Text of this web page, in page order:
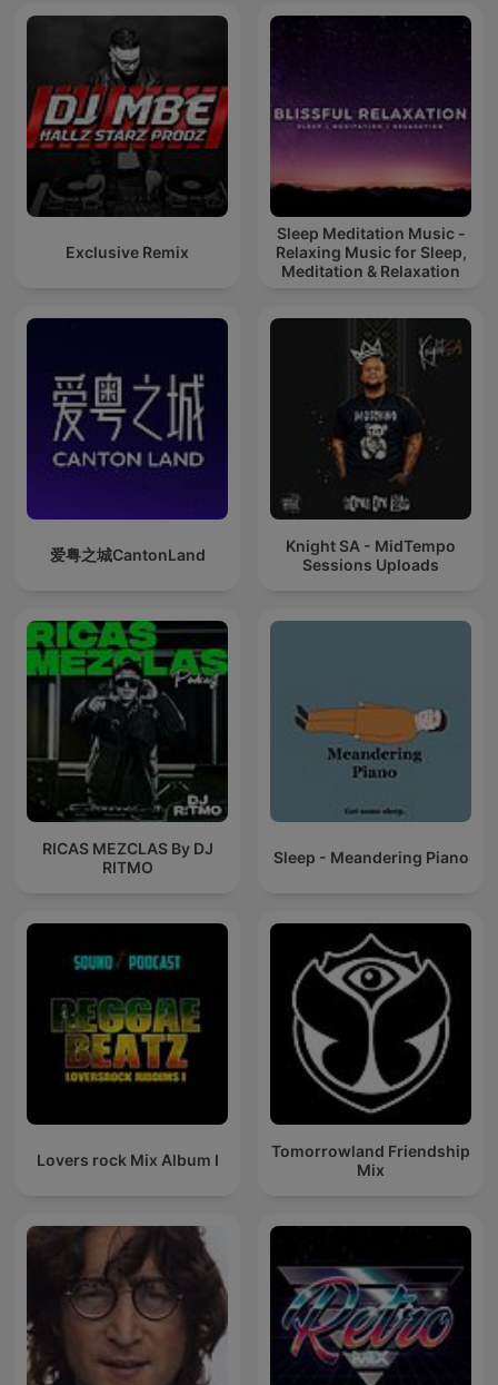
Exclusive Remix
Sleep Meditation Music -
Relaxing Music for Sleep,
Meditation & Relaxation
爱粤之城CantonLand
Knight SA - MidTempo
Sessions Uploads
RICAS MEZCLAS By DJ
RITMO
Sleep - Meandering Piano
Lovers rock Mix Album I
Tomorrowland Friendship
Mix